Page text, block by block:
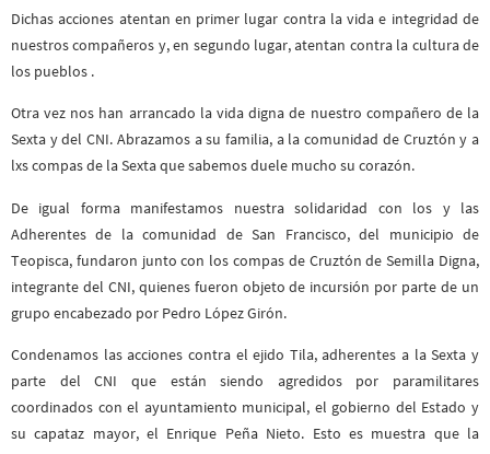
Dichas acciones atentan en primer lugar contra la vida e integridad de
nuestros compañeros y, en segundo lugar, atentan contra la cultura de
los pueblos .
Otra vez nos han arrancado la vida digna de nuestro compañero de la
Sexta y del CNI. Abrazamos a su familia, a la comunidad de Cruztón y a
lxs compas de la Sexta que sabemos duele mucho su corazón.
De igual forma manifestamos nuestra solidaridad con los y las
Adherentes de la comunidad de San Francisco, del municipio de
Teopisca, fundaron junto con los compas de Cruztón de Semilla Digna,
integrante del CNI, quienes fueron objeto de incursión por parte de un
grupo encabezado por Pedro López Girón.
Condenamos las acciones contra el ejido Tila, adherentes a la Sexta y
parte del CNI que están siendo agredidos por paramilitares
coordinados con el ayuntamiento municipal, el gobierno del Estado y
su capataz mayor, el Enrique Peña Nieto. Esto es muestra que la